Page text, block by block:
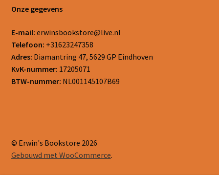
Onze gegevens
E-mail: erwinsbookstore@live.nl
Telefoon: +31623247358
Adres: Diamantring 47, 5629 GP Eindhoven
KvK-nummer: 17205071
BTW-nummer: NL001145107B69
© Erwin's Bookstore 2026
Gebouwd met WooCommerce.